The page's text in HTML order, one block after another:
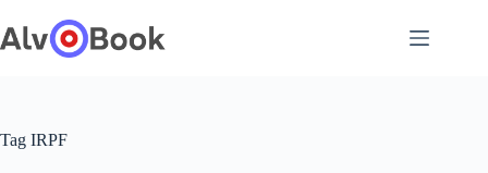
para
o
Tag IRPF